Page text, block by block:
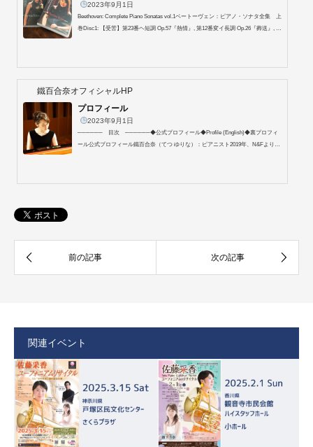
2023年9月1日
Beethoven: Complete Piano Sonatas vol.1ベートーヴェン：ピアノ・ソナタ全集 上
巻Disc1: 【受苦】第23番ヘ短調 Op.57『熱情』, 第12番変イ長調 Op.26『葬送』, 第
別』Disc5: 第8番ハ短調 Op.13『悲愴』, 第...
鐵百合奈オフィシャルHP
プロフィール
2023年9月1日
────── 目次 ──────◆公式プロフィール◆Profile (English)◆裏プロフィ
ール公式プロフィール鐵百合奈（てつ ゆりな）：ピアニスト2019年、N&Fよりデ
関連イベント